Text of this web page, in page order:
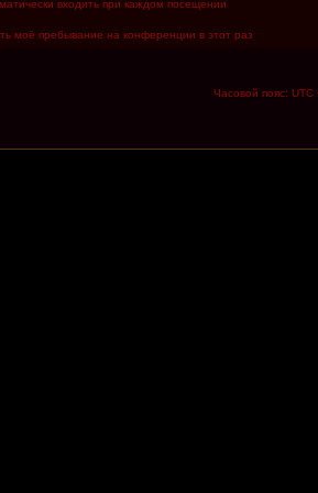
входить при каждом посещении
моё пребывание на конференции в этот раз
Часовой пояс: